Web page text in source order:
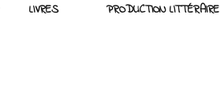
LIVRES PRODUCTION LITTÉRAIRE